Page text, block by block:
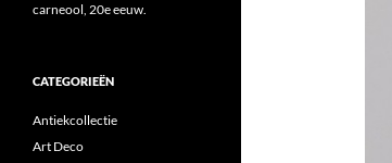
carneool, 20e eeuw.
CATEGORIEËN
Antiekcollectie
Art Deco